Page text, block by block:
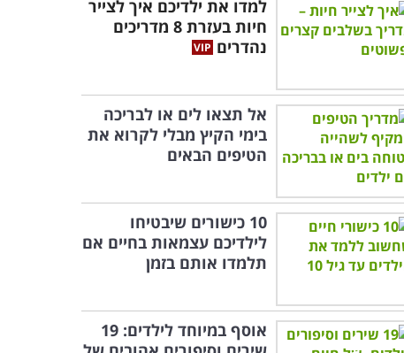
למדו את ילדיכם איך לצייר
חיות בעזרת 8 מדריכים
נהדרים
אל תצאו לים או לבריכה
בימי הקיץ מבלי לקרוא את
הטיפים הבאים
10 כישורים שיבטיחו
לילדיכם עצמאות בחיים אם
תלמדו אותם בזמן
אוסף במיוחד לילדים: 19